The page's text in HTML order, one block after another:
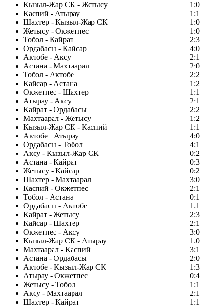
Кызыл-Жар СК - Жетысу
1:0
Каспий - Атырау
1:1
Шахтер - Кызыл-Жар СК
1:0
Жетысу - Окжетпес
1:0
Тобол - Кайрат
2:3
Ордабасы - Кайсар
4:0
Актобе - Аксу
2:1
Астана - Махтаарал
2:0
Тобол - Актобе
2:2
Кайсар - Астана
1:2
Окжетпес - Шахтер
1:1
Атырау - Аксу
2:1
Кайрат - Ордабасы
2:2
Махтаарал - Жетысу
1:2
Кызыл-Жар СК - Каспий
1:1
Актобе - Атырау
4:0
Ордабасы - Тобол
4:1
Аксу - Кызыл-Жар СК
0:2
Астана - Кайрат
0:3
Жетысу - Кайсар
0:2
Шахтер - Махтаарал
3:0
Каспий - Окжетпес
2:1
Тобол - Астана
0:1
Ордабасы - Актобе
1:1
Кайрат - Жетысу
2:3
Кайсар - Шахтер
2:1
Окжетпес - Аксу
3:0
Кызыл-Жар СК - Атырау
1:0
Махтаарал - Каспий
3:1
Астана - Ордабасы
2:0
Актобе - Кызыл-Жар СК
1:3
Атырау - Окжетпес
0:4
Жетысу - Тобол
1:1
Аксу - Махтаарал
2:1
Шахтер - Кайрат
1:1